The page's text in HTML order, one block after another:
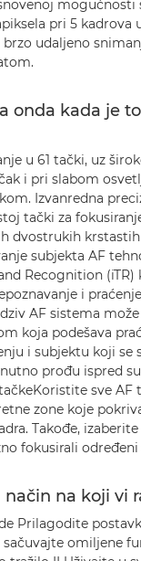
mogućnosti
pri 5 kadrova
udaljeno
onda kada je
u 61 tački, uz
i pri slabom
Izvanredna
tački za
dvostrukih
subjekta AF
Recognition
i
AF sistema
koja podešava
i subjektu koji se
prođu ispred
sve AF
zone koje
Takođe,
fokusirali određeni
način na koji vi
Prilagodite
omiljene